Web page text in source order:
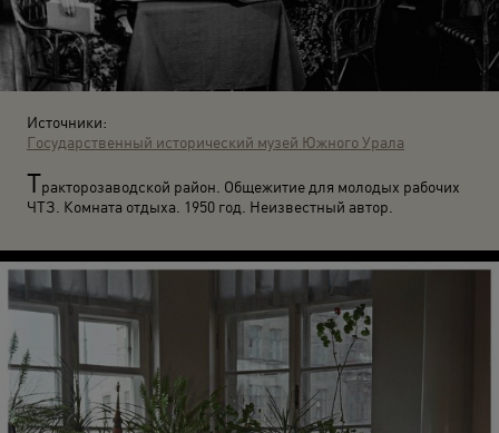
Источники:
Государственный исторический музей Южного Урала
Тракторозаводской район. Общежитие для молодых рабочих
ЧТЗ. Комната отдыха. 1950 год. Неизвестный автор.